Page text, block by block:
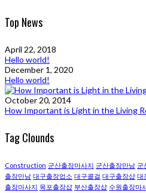
Top News
April 22, 2018
Hello world!
December 1, 2020
Hello world!
October 20, 2014
How Important is Light in the Living
Tag Clounds
Construction 군산출장마사지 군산출장만남 군
출장만남 대구출장업소 대구콜걸 대구 출장샵 대
출장마사지 목포 출장샵 부산 출장샵 수원출장마